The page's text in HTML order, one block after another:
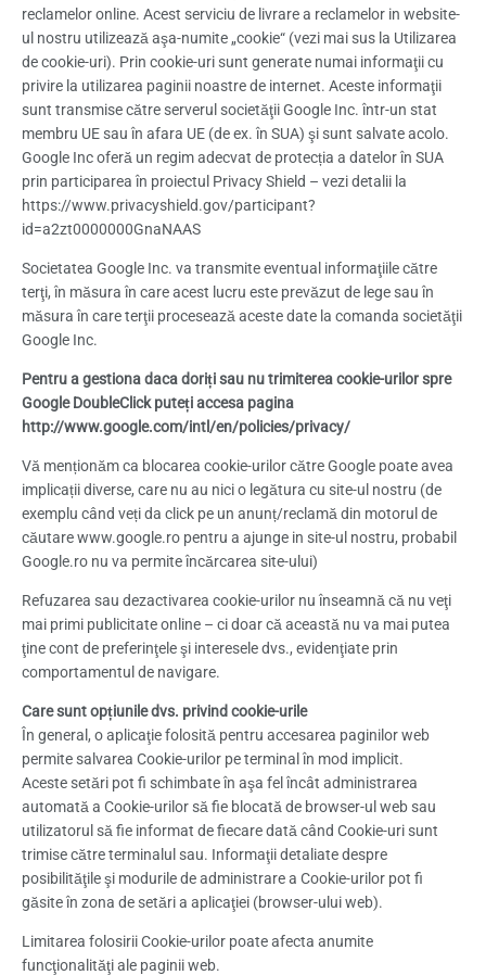
reclamelor online. Acest serviciu de livrare a reclamelor in website-
ul nostru utilizează aşa-numite „cookie“ (vezi mai sus la Utilizarea
de cookie-uri). Prin cookie-uri sunt generate numai informaţii cu
privire la utilizarea paginii noastre de internet. Aceste informaţii
sunt transmise către serverul societăţii Google Inc. într-un stat
membru UE sau în afara UE (de ex. în SUA) şi sunt salvate acolo.
Google Inc oferă un regim adecvat de protecția a datelor în SUA
prin participarea în proiectul Privacy Shield – vezi detalii la
https://www.privacyshield.gov/participant?
id=a2zt0000000GnaNAAS
Societatea Google Inc. va transmite eventual informaţiile către
terţi, în măsura în care acest lucru este prevăzut de lege sau în
măsura în care terţii procesează aceste date la comanda societăţii
Google Inc.
Pentru a gestiona daca doriți sau nu trimiterea cookie-urilor spre
Google DoubleClick puteți accesa pagina
http://www.google.com/intl/en/policies/privacy/
Vă menționăm ca blocarea cookie-urilor către Google poate avea
implicații diverse, care nu au nici o legătura cu site-ul nostru (de
exemplu când veți da click pe un anunț/reclamă din motorul de
căutare www.google.ro pentru a ajunge in site-ul nostru, probabil
Google.ro nu va permite încărcarea site-ului)
Refuzarea sau dezactivarea cookie-urilor nu înseamnă că nu veţi
mai primi publicitate online – ci doar că această nu va mai putea
ţine cont de preferinţele şi interesele dvs., evidenţiate prin
comportamentul de navigare.
Care sunt opțiunile dvs. privind cookie-urile
În general, o aplicaţie folosită pentru accesarea paginilor web
permite salvarea Cookie-urilor pe terminal în mod implicit.
Aceste setări pot fi schimbate în aşa fel încât administrarea
automată a Cookie-urilor să fie blocată de browser-ul web sau
utilizatorul să fie informat de fiecare dată când Cookie-uri sunt
trimise către terminalul sau. Informaţii detaliate despre
posibilităţile şi modurile de administrare a Cookie-urilor pot fi
găsite în zona de setări a aplicaţiei (browser-ului web).
Limitarea folosirii Cookie-urilor poate afecta anumite
funcţionalităţi ale paginii web.